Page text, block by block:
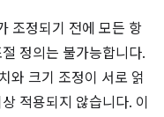
조정되기 전에 모든 항
정의는 불가능합니다.
와 크기 조정이 서로 얽
적용되지 않습니다. 이